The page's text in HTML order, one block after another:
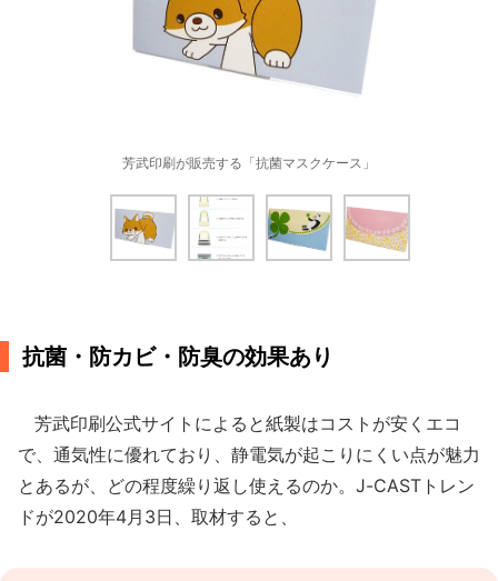
芳武印刷が販売する「抗菌マスクケース」
抗菌・防カビ・防臭の効果あり
芳武印刷公式サイトによると紙製はコストが安くエコ
で、通気性に優れており、静電気が起こりにくい点が魅力
とあるが、どの程度繰り返し使えるのか。J-CASTトレン
ドが2020年4月3日、取材すると、